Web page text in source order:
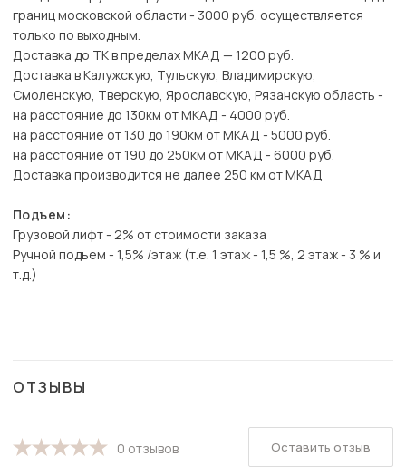
границ московской области - 3000 руб. осуществляется
только по выходным.
Доставка до ТК в пределах МКАД — 1200 руб.
Доставка в Калужскую, Тульскую, Владимирскую,
Смоленскую, Тверскую, Ярославскую, Рязанскую область -
на расстояние до 130км от МКАД - 4000 руб.
на расстояние от 130 до 190км от МКАД - 5000 руб.
на расстояние от 190 до 250км от МКАД - 6000 руб.
Доставка производится не далее 250 км от МКАД
Подъем:
Грузовой лифт - 2% от стоимости заказа
Ручной подъем - 1,5% /этаж (т.е. 1 этаж - 1,5 %, 2 этаж - 3 % и
т.д.)
ОТЗЫВЫ
0 отзывов Оставить отзыв